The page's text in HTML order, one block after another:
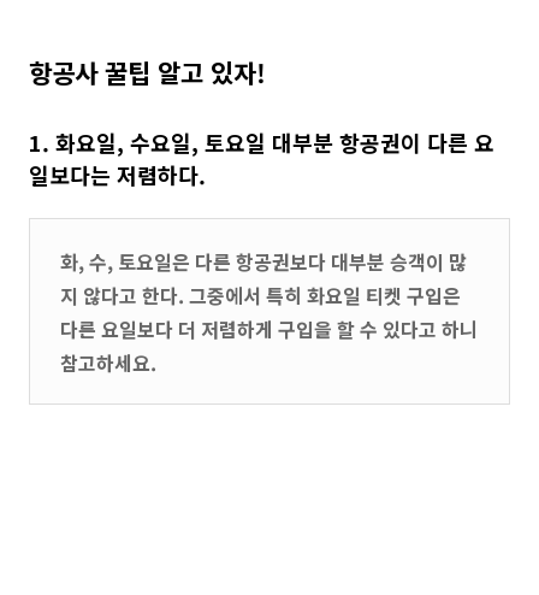
항공사 꿀팁 알고 있자!
1. 화요일, 수요일, 토요일 대부분 항공권이 다른 요
일보다는 저렴하다.
화, 수, 토요일은 다른 항공권보다 대부분 승객이 많
지 않다고 한다. 그중에서 특히 화요일 티켓 구입은
다른 요일보다 더 저렴하게 구입을 할 수 있다고 하니
참고하세요.